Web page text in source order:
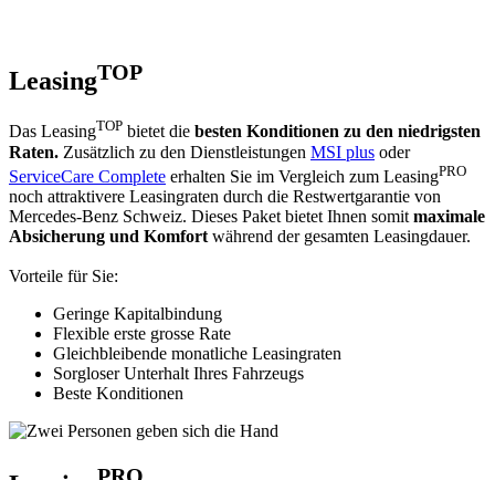
LeasingTOP
Das LeasingTOP bietet die besten Konditionen zu den niedrigsten
Raten. Zusätzlich zu den Dienstleistungen MSI plus oder
ServiceCare Complete erhalten Sie im Vergleich zum LeasingPRO
noch attraktivere Leasingraten durch die Restwertgarantie von
Mercedes-Benz Schweiz. Dieses Paket bietet Ihnen somit maximale
Absicherung und Komfort während der gesamten Leasingdauer.
Vorteile für Sie:
Geringe Kapitalbindung
Flexible erste grosse Rate
Gleichbleibende monatliche Leasingraten
Sorgloser Unterhalt Ihres Fahrzeugs
Beste Konditionen